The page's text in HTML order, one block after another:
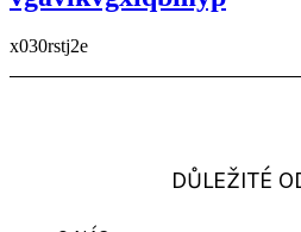
x030rstj2e
DŮLEŽITÉ